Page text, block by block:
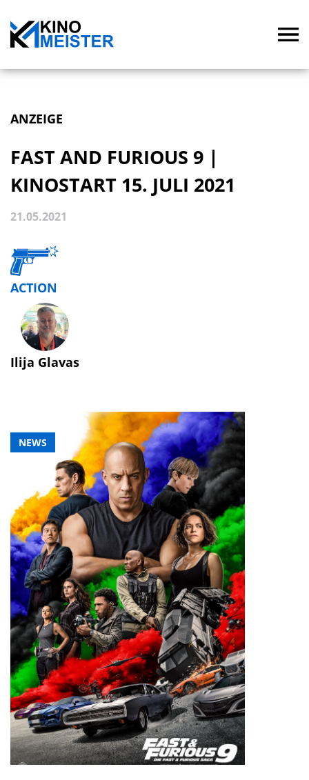
ANZEIGE
NEWS
FAST AND FURIOUS 9 |
KINOSTART 15. JULI 2021
21.05.2021
ACTION
Ilija Glavas